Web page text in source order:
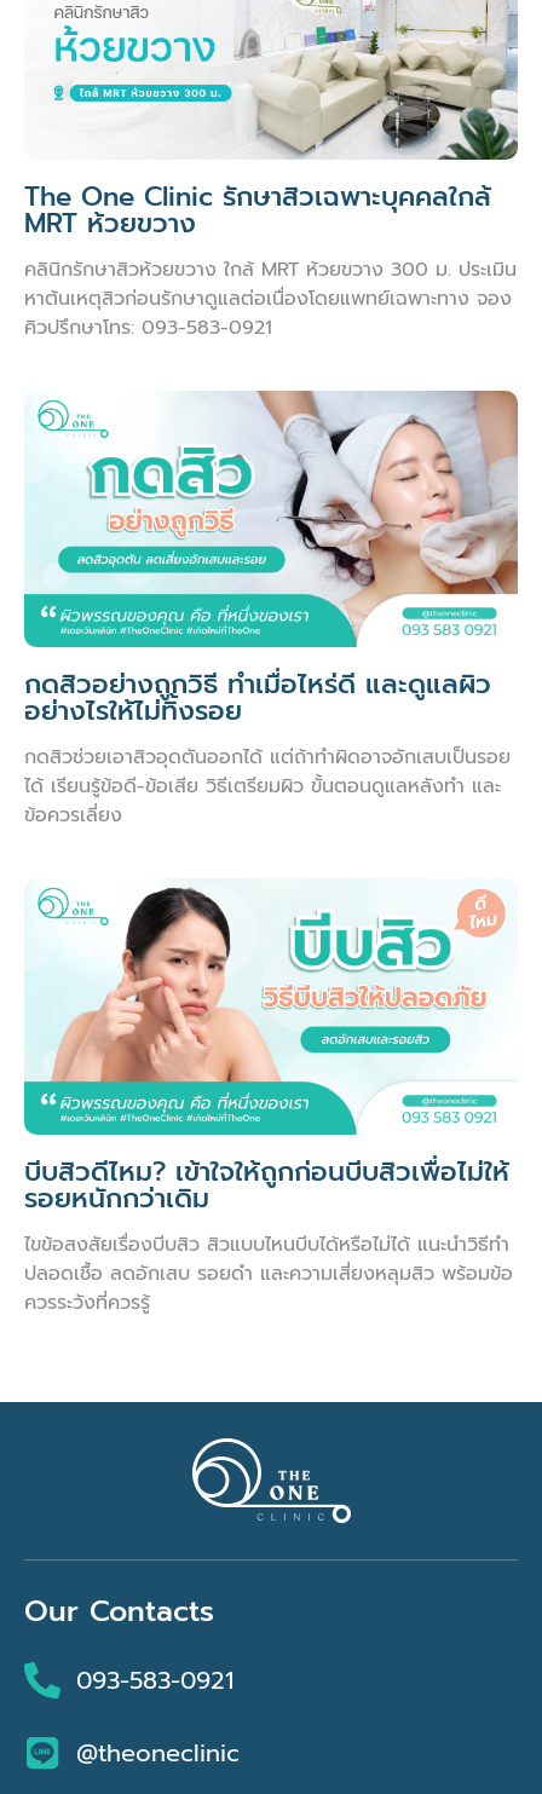
The One Clinic รักษาสิวเฉพาะบุคคลใกล้
MRT ห้วยขวาง
คลินิกรักษาสิวห้วยขวาง ใกล้ MRT ห้วยขวาง 300 ม. ประเมิน
หาต้นเหตุสิวก่อนรักษาดูแลต่อเนื่องโดยแพทย์เฉพาะทาง จอง
คิวปรึกษาโทร: 093-583-0921
กดสิวอย่างถูกวิธี ทำเมื่อไหร่ดี และดูแลผิว
อย่างไรให้ไม่ทิ้งรอย
กดสิวช่วยเอาสิวอุดตันออกได้ แต่ถ้าทำผิดอาจอักเสบเป็นรอย
ได้ เรียนรู้ข้อดี-ข้อเสีย วิธีเตรียมผิว ขั้นตอนดูแลหลังทำ และ
ข้อควรเลี่ยง
บีบสิวดีไหม? เข้าใจให้ถูกก่อนบีบสิวเพื่อไม่ให้
รอยหนักกว่าเดิม
ไขข้อสงสัยเรื่องบีบสิว สิวแบบไหนบีบได้หรือไม่ได้ แนะนำวิธีทำ
ปลอดเชื้อ ลดอักเสบ รอยดำ และความเสี่ยงหลุมสิว พร้อมข้อ
ควรระวังที่ควรรู้
Our Contacts
093-583-0921
@theoneclinic